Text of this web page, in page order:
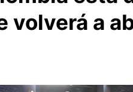
volverá a